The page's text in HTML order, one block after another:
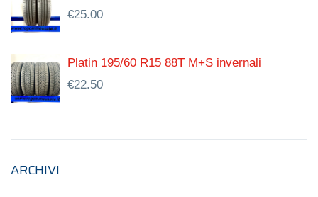
€25.00
Platin 195/60 R15 88T M+S invernali
€22.50
ARCHIVI